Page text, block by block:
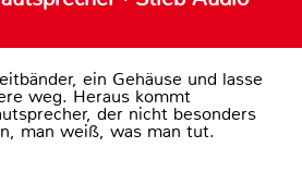
ein Gehäuse und lasse
weg. Heraus kommt
der nicht besonders
man weiß, was man tut.